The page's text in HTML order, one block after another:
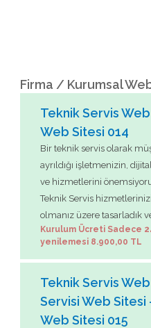
Firma / Kurumsal
Teknik Servis
Web Sitesi 014
Bir teknik servis olarak
ayrıldığı işletmenizin,
ve hizmetlerini
Teknik Servis
olmanız üzere tasarladık
Kurulum Ücreti Sadece
yenilemesi 8.900,00 TL
Teknik Servis
Servisi Web Sitesi
Web Sitesi 015